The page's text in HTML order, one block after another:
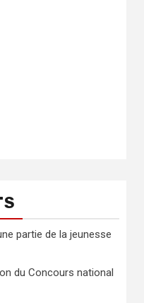
partie de la jeunesse
du Concours national